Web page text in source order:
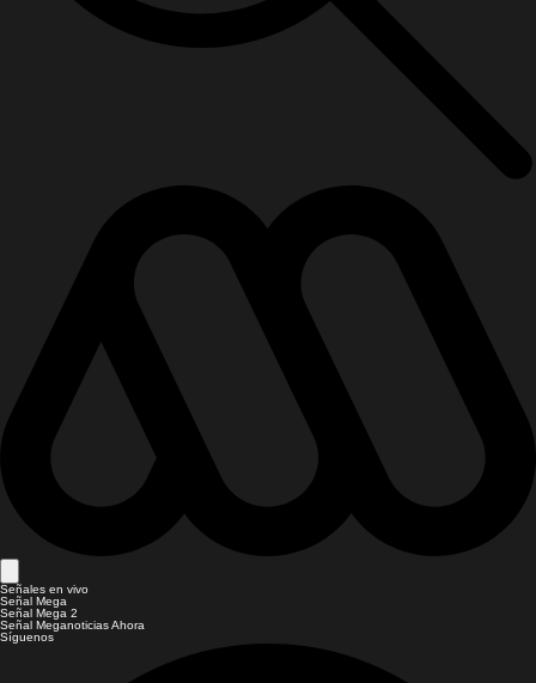
Señales en vivo
Señal Mega
Señal Mega 2
Señal Meganoticias Ahora
Síguenos